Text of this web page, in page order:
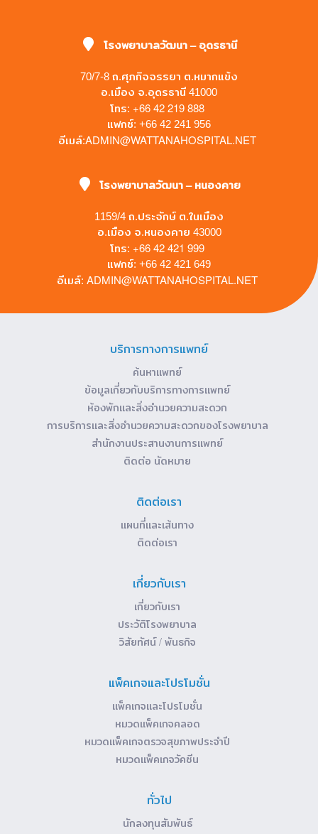
โรงพยาบาลวัฒนา – อุดรธานี
70/7-8 ถ.ศุภกิจจรรยา ต.หมากแข้ง
อ.เมือง จ.อุดรธานี 41000
โทร: +66 42 219 888
แฟกซ์: +66 42 241 956
อีเมล์:ADMIN@WATTANAHOSPITAL.NET
โรงพยาบาลวัฒนา – หนองคาย
1159/4 ถ.ประจักษ์ ต.ในเมือง
อ.เมือง จ.หนองคาย 43000
โทร: +66 42 421 999
แฟกซ์: +66 42 421 649
อีเมล์: ADMIN@WATTANAHOSPITAL.NET
บริการทางการแพทย์
ค้นหาแพทย์
ข้อมูลเกี่ยวกับบริการทางการแพทย์
ห้องพักและสิ่งอำนวยความสะดวก
การบริการและสิ่งอำนวยความสะดวกของโรงพยาบาล
สำนักงานประสานงานการแพทย์
ติดต่อ นัดหมาย
ติดต่อเรา
แผนที่และเส้นทาง
ติดต่อเรา
เกี่ยวกับเรา
เกี่ยวกับเรา
ประวัติโรงพยาบาล
วิสัยทัศน์ / พันธกิจ
แพ็คเกจและโปรโมชั่น
แพ็คเกจและโปรโมชั่น
หมวดแพ็คเกจคลอด
หมวดแพ็คเกจตรวจสุขภาพประจำปี
หมวดแพ็คเกจวัคซีน
ทั่วไป
นักลงทุนสัมพันธ์